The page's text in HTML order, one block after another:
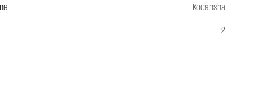
Kodansha
2